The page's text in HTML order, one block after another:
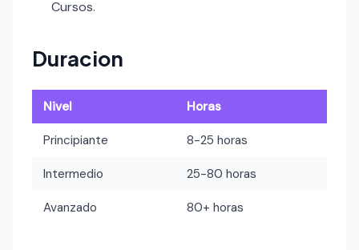
Cursos.
Duracion
Nivel Horas
Principiante 8-25 horas
Intermedio 25-80 horas
Avanzado 80+ horas